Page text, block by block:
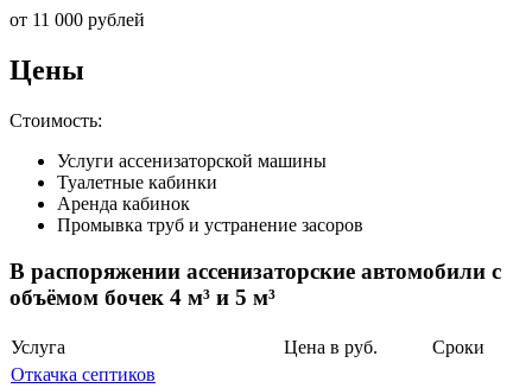
от 11 000 рублей
Цены
Стоимость:
Услуги ассенизаторской машины
Туалетные кабинки
Аренда кабинок
Промывка труб и устранение засоров
В распоряжении ассенизаторские автомобили с
объёмом бочек 4 м³ и 5 м³
Услуга Цена в руб.
Сроки
Откачка септиков